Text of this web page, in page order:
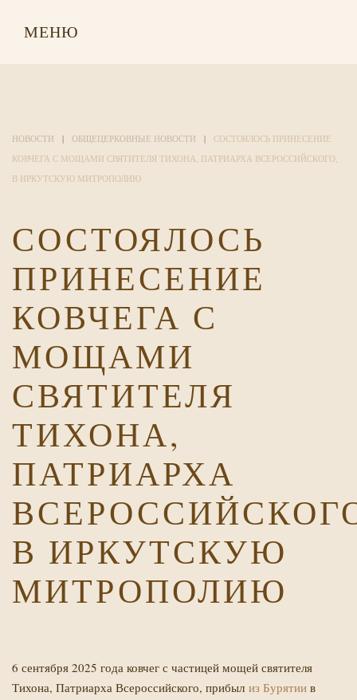
МЕНЮ
НОВОСТИ ОБЩЕЦЕРКОВНЫЕ НОВОСТИ
СОСТОЯЛОСЬ ПРИНЕСЕНИЕ
КОВЧЕГА С МОЩАМИ СВЯТИТЕЛЯ ТИХОНА, ПАТРИАРХА ВСЕРОССИЙСКОГО,
В ИРКУТСКУЮ МИТРОПОЛИЮ
СОСТОЯЛОСЬ
ПРИНЕСЕНИЕ
КОВЧЕГА С
МОЩАМИ
СВЯТИТЕЛЯ
ТИХОНА,
ПАТРИАРХА
В ИРКУТСКУЮ
МИТРОПОЛИЮ
6 сентября 2025 года ковчег с частицей мощей святителя
Тихона, Патриарха Всероссийского, прибыл из Бурятии в